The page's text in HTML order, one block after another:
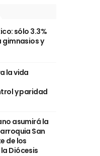
sólo 3.3%
gimnasios y
la vida
y paridad
asumirá la
San
de los
Diócesis